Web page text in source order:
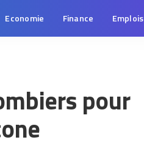
Economie Finance Emplois
pour